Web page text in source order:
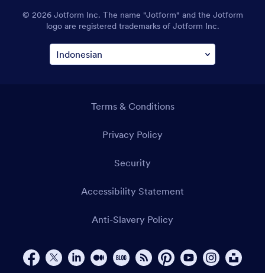
© 2026 Jotform Inc. The name "Jotform" and the Jotform
logo are registered trademarks of Jotform Inc.
Terms & Conditions
Privacy Policy
Security
Accessibility Statement
Anti-Slavery Policy